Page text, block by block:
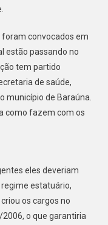
DOS
NOVOS
AGENTES
COMUNITÁRIOS
DE
convocados em
estão passando no
tem partido
de saúde,
município de Baraúna.
como fazem com os
eles deveriam
estatuário,
os cargos no
o que garantiria